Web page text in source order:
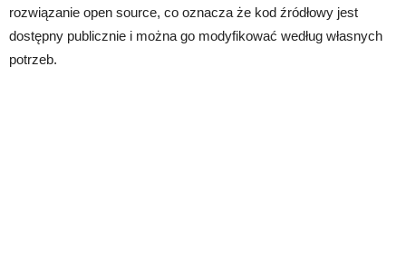
rozwiązanie open source, co oznacza że kod źródłowy jest
dostępny publicznie i można go modyfikować według własnych
potrzeb.